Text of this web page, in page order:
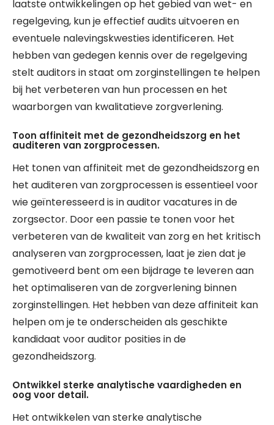
laatste ontwikkelingen op het gebied van wet- en
regelgeving, kun je effectief audits uitvoeren en
eventuele nalevingskwesties identificeren. Het
hebben van gedegen kennis over de regelgeving
stelt auditors in staat om zorginstellingen te helpen
bij het verbeteren van hun processen en het
waarborgen van kwalitatieve zorgverlening.
Toon affiniteit met de gezondheidszorg en het
auditeren van zorgprocessen.
Het tonen van affiniteit met de gezondheidszorg en
het auditeren van zorgprocessen is essentieel voor
wie geïnteresseerd is in auditor vacatures in de
zorgsector. Door een passie te tonen voor het
verbeteren van de kwaliteit van zorg en het kritisch
analyseren van zorgprocessen, laat je zien dat je
gemotiveerd bent om een bijdrage te leveren aan
het optimaliseren van de zorgverlening binnen
zorginstellingen. Het hebben van deze affiniteit kan
helpen om je te onderscheiden als geschikte
kandidaat voor auditor posities in de
gezondheidszorg.
Ontwikkel sterke analytische vaardigheden en
oog voor detail.
Het ontwikkelen van sterke analytische